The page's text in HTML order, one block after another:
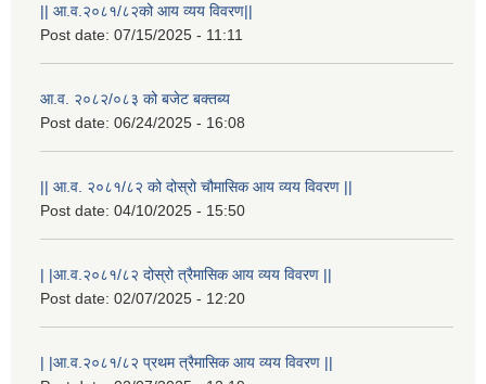
|| आ.व.२०८१/८२को आय व्यय विवरण||
Post date: 07/15/2025 - 11:11
आ.व. २०८२/०८३ को बजेट बक्तब्य
Post date: 06/24/2025 - 16:08
|| आ.व. २०८१/८२ को दोस्रो चौमासिक आय व्यय विवरण ||
Post date: 04/10/2025 - 15:50
| |आ.व.२०८१/८२ दोस्रो त्रैमासिक आय व्यय विवरण ||
Post date: 02/07/2025 - 12:20
| |आ.व.२०८१/८२ प्रथम त्रैमासिक आय व्यय विवरण ||